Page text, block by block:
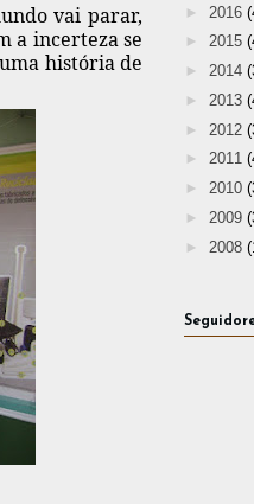
vai parar,
a incerteza se
história de
► 2016
► 2015
► 2014
► 2013
► 2012
► 2011
► 2010
► 2009
► 2008